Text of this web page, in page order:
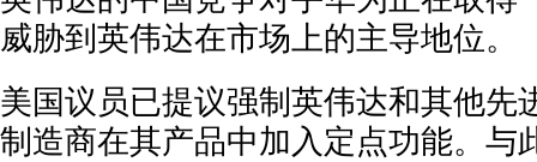
威胁到英伟达在市场上的主导地位。
美国议员已提议强制英伟达和其他先
制造商在其产品中加入定点功能。与